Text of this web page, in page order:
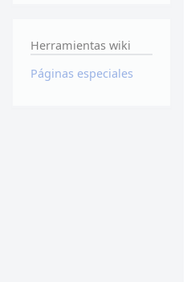
Herramientas wiki
Páginas especiales